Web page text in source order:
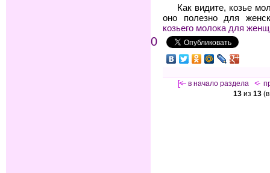
Как видите, козье
оно полезно для
козьего молока для
0
[<— в начало раздела <-
13 из 13